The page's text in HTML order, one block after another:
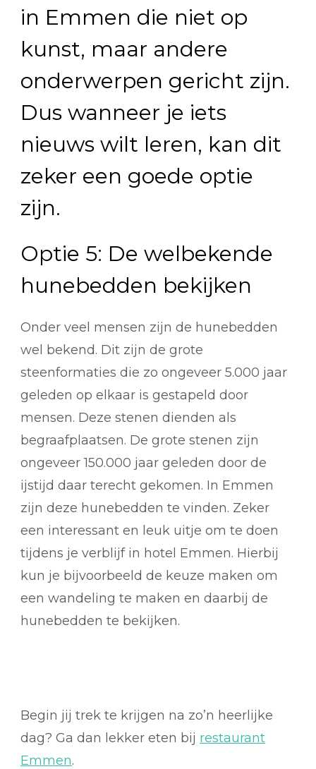
in Emmen die niet op
kunst, maar andere
onderwerpen gericht zijn.
Dus wanneer je iets
nieuws wilt leren, kan dit
zeker een goede optie
zijn.
Optie 5: De welbekende
hunebedden bekijken
Onder veel mensen zijn de hunebedden
wel bekend. Dit zijn de grote
steenformaties die zo ongeveer 5.000 jaar
geleden op elkaar is gestapeld door
mensen. Deze stenen dienden als
begraafplaatsen. De grote stenen zijn
ongeveer 150.000 jaar geleden door de
ijstijd daar terecht gekomen. In Emmen
zijn deze hunebedden te vinden. Zeker
een interessant en leuk uitje om te doen
tijdens je verblijf in hotel Emmen. Hierbij
kun je bijvoorbeeld de keuze maken om
een wandeling te maken en daarbij de
hunebedden te bekijken.
Begin jij trek te krijgen na zo’n heerlijke
dag? Ga dan lekker eten bij restaurant
Emmen.